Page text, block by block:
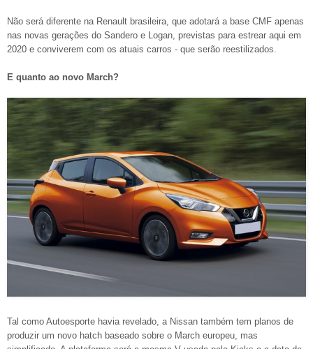
Não será diferente na Renault brasileira, que adotará a base CMF apenas
nas novas gerações do Sandero e Logan, previstas para estrear aqui em
2020 e conviverem com os atuais carros - que serão reestilizados.
E quanto ao novo March?
Tal como Autoesporte havia revelado, a Nissan também tem planos de
produzir um novo hatch baseado sobre o March europeu, mas